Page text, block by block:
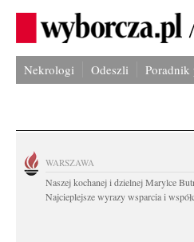
Nekrologi Odeszli Poradnik
WARSZAWA
Naszej kochanej i dzielnej Marylce
Najcieplejsze wyrazy wsparcia i